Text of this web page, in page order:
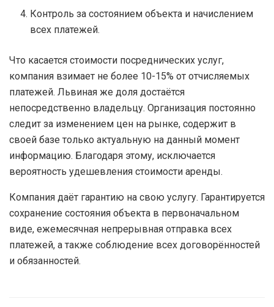
Контроль за состоянием объекта и начислением
всех платежей.
Что касается стоимости посреднических услуг,
компания взимает не более 10-15% от отчисляемых
платежей. Львиная же доля достаётся
непосредственно владельцу. Организация постоянно
следит за изменением цен на рынке, содержит в
своей базе только актуальную на данный момент
информацию. Благодаря этому, исключается
вероятность удешевления стоимости аренды.
Компания даёт гарантию на свою услугу. Гарантируется
сохранение состояния объекта в первоначальном
виде, ежемесячная непрерывная отправка всех
платежей, а также соблюдение всех договорённостей
и обязанностей.